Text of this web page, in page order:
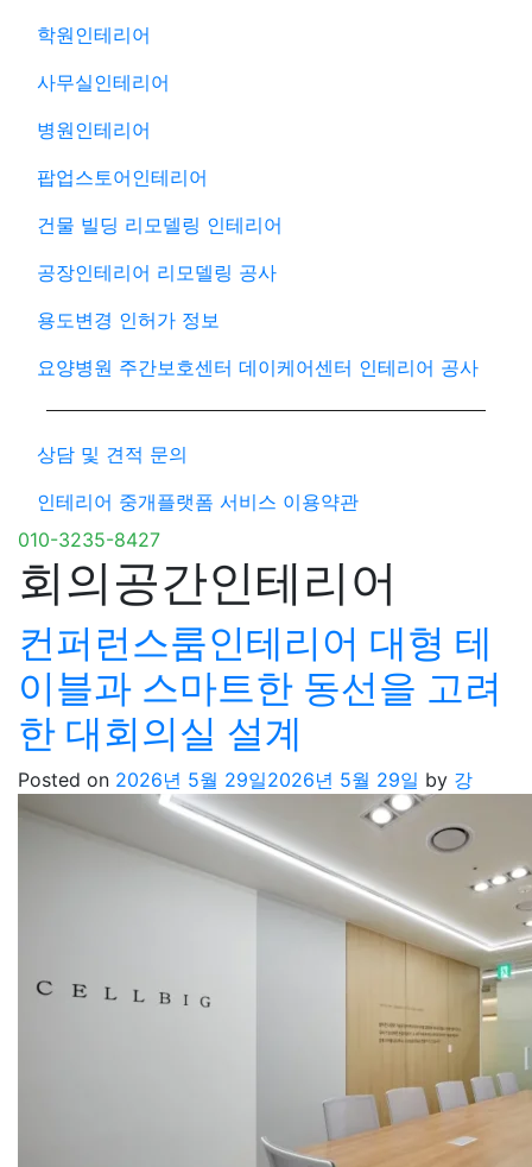
학원인테리어
사무실인테리어
병원인테리어
팝업스토어인테리어
건물 빌딩 리모델링 인테리어
공장인테리어 리모델링 공사
용도변경 인허가 정보
요양병원 주간보호센터 데이케어센터 인테리어 공사
상담 및 견적 문의
인테리어 중개플랫폼 서비스 이용약관
010-3235-8427
회의공간인테리어
컨퍼런스룸인테리어 대형 테
이블과 스마트한 동선을 고려
한 대회의실 설계
Posted on 2026년 5월 29일2026년 5월 29일 by 강